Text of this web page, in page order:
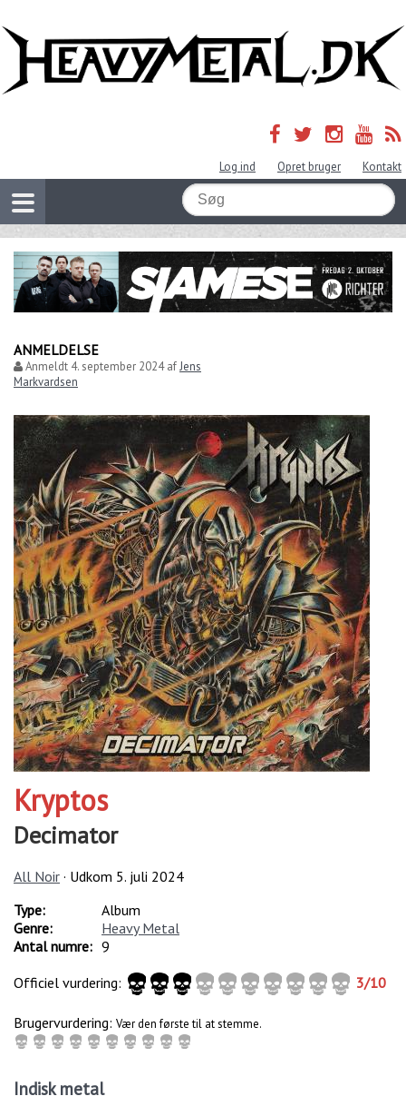
Log ind Opret bruger Kontakt
ANMELDELSE
Anmeldt 4. september 2024afJens
Markvardsen
Kryptos
Decimator
All Noir · Udkom 5. juli 2024
Type:
Album
Genre:
Heavy Metal
Antal numre: 9
Officiel vurdering:
3/10
Brugervurdering: Vær den første til at stemme.
Indisk metal